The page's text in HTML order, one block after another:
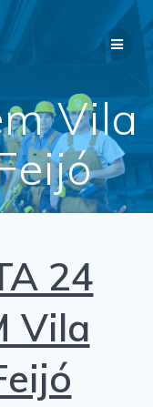
Vila
24
Vila